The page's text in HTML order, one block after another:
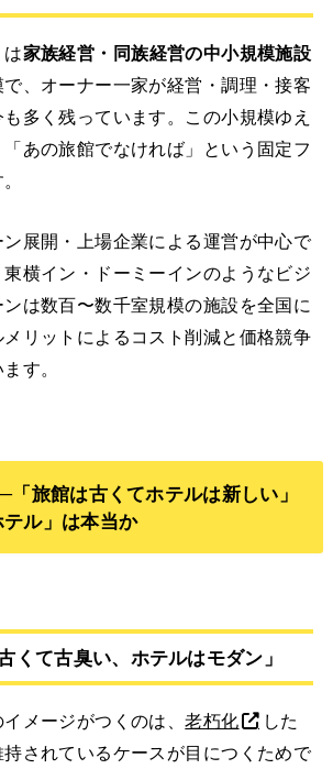
家族経営・同族経営の中小規模施設
、オーナー一家が経営・調理・接客
多く残っています。この小規模ゆえ
あの旅館でなければ」という固定フ
展開・上場企業による運営が中心で
横イン・ドーミーインのようなビジ
は数百〜数千室規模の施設を全国に
リットによるコスト削減と価格競争
す。
旅館は古くてホテルは新しい」
テル」は本当か
て古臭い、ホテルはモダン」
メージがつくのは、老朽化
した
されているケースが目につくためで